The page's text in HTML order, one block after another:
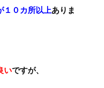
１０カ所以上ありま
いですが、